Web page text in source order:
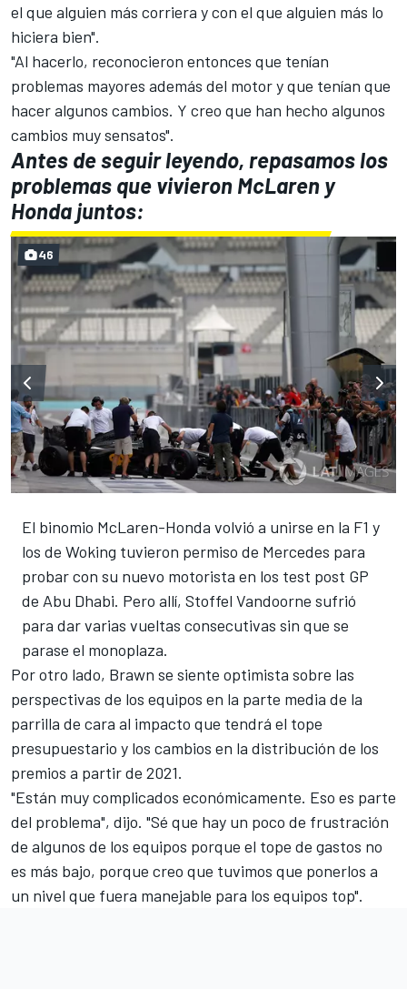
el que alguien más corriera y con el que alguien más lo
hiciera bien".
"Al hacerlo, reconocieron entonces que tenían
problemas mayores además del motor y que tenían que
hacer algunos cambios. Y creo que han hecho algunos
cambios muy sensatos".
Antes de seguir leyendo, repasamos los
problemas que vivieron McLaren y
Honda juntos:
El binomio McLaren-Honda volvió a unirse en la F1 y
los de Woking tuvieron permiso de Mercedes para
probar con su nuevo motorista en los test post GP
de Abu Dhabi. Pero allí, Stoffel Vandoorne sufrió
para dar varias vueltas consecutivas sin que se
parase el monoplaza.
46
Por otro lado, Brawn se siente optimista sobre las
perspectivas de los equipos en la parte media de la
parrilla de cara al impacto que tendrá el tope
presupuestario y los cambios en la distribución de los
premios a partir de 2021.
"Están muy complicados económicamente. Eso es parte
del problema", dijo. "Sé que hay un poco de frustración
de algunos de los equipos porque el tope de gastos no
es más bajo, porque creo que tuvimos que ponerlos a
un nivel que fuera manejable para los equipos top".